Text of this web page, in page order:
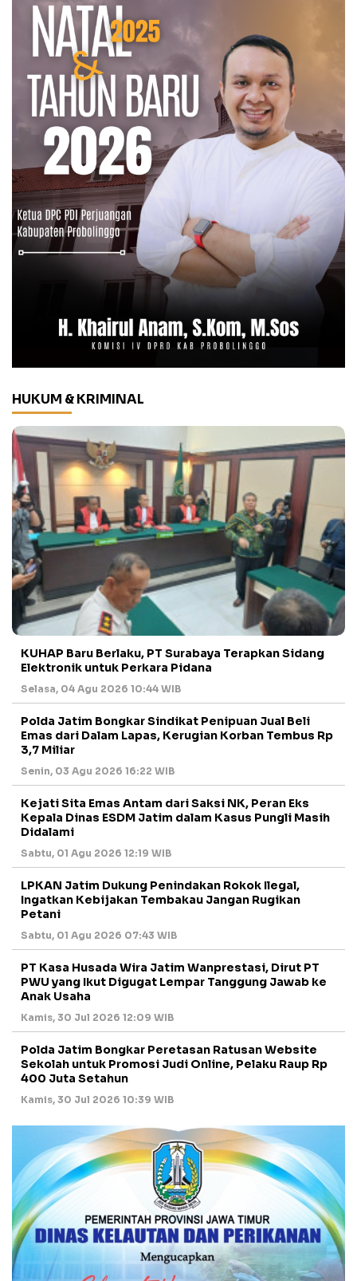
HUKUM & KRIMINAL
KUHAP Baru Berlaku, PT Surabaya Terapkan Sidang
Elektronik untuk Perkara Pidana
Selasa, 04 Agu 2026 10:44 WIB
Polda Jatim Bongkar Sindikat Penipuan Jual Beli
Emas dari Dalam Lapas, Kerugian Korban Tembus Rp
3,7 Miliar
Senin, 03 Agu 2026 16:22 WIB
Kejati Sita Emas Antam dari Saksi NK, Peran Eks
Kepala Dinas ESDM Jatim dalam Kasus Pungli Masih
Didalami
Sabtu, 01 Agu 2026 12:19 WIB
LPKAN Jatim Dukung Penindakan Rokok Ilegal,
Ingatkan Kebijakan Tembakau Jangan Rugikan
Petani
Sabtu, 01 Agu 2026 07:43 WIB
PT Kasa Husada Wira Jatim Wanprestasi, Dirut PT
PWU yang Ikut Digugat Lempar Tanggung Jawab ke
Anak Usaha
Kamis, 30 Jul 2026 12:09 WIB
Polda Jatim Bongkar Peretasan Ratusan Website
Sekolah untuk Promosi Judi Online, Pelaku Raup Rp
400 Juta Setahun
Kamis, 30 Jul 2026 10:39 WIB